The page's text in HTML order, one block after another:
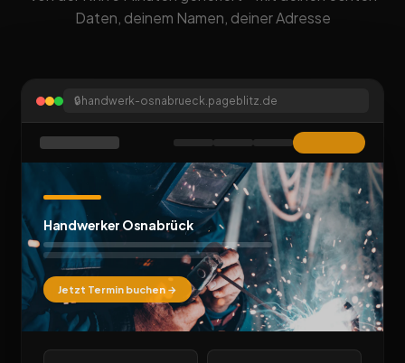
Daten, deinem Namen, deiner Adresse
🔒 handwerk-osnabrueck.pageblitz.de
Handwerker Osnabrück
Jetzt Termin buchen →